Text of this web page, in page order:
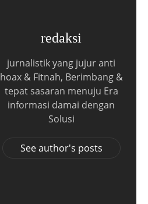
redaksi
jurnalistik yang jujur anti
hoax & Fitnah, Berimbang &
tepat sasaran menuju Era
informasi damai dengan
Solusi
See author's posts